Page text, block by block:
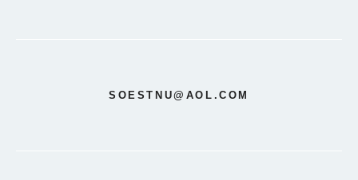
SOESTNU@AOL.COM